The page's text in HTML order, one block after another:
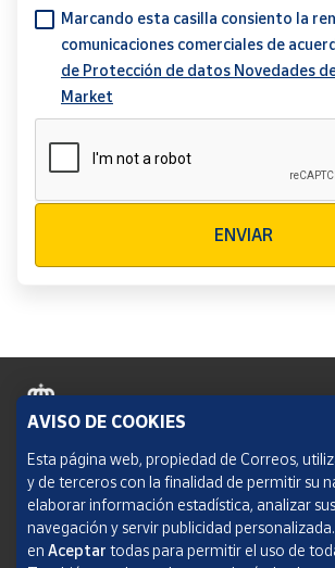
Marcando esta casilla consiento la
comunicaciones comerciales de
de Protección de datos Novedades
Market
ENVIAR
Política de cookies
Aviso legal
Condiciones del servicio
AVISO DE COOKIES
Esta página web, propiedad de Correos,
y de terceros con la finalidad de permitir su
elaborar información estadística, analizar
navegación y servir publicidad
en Aceptar todas para permitir el uso de